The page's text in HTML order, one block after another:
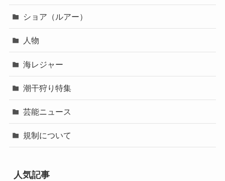
ショア（ルアー）
人物
海レジャー
潮干狩り特集
芸能ニュース
規制について
人気記事